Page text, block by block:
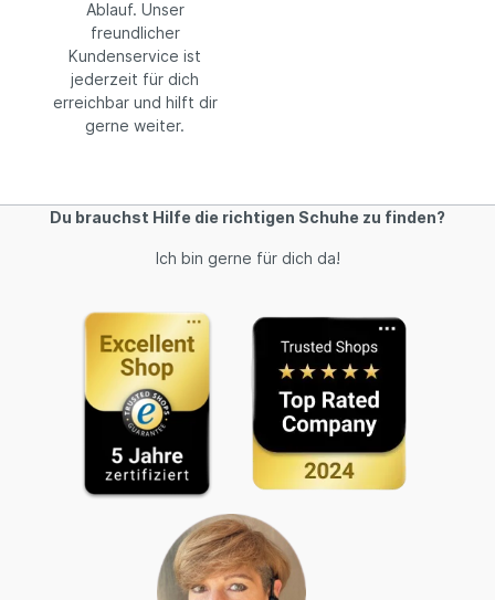
Ablauf. Unser
freundlicher
Kundenservice ist
jederzeit für dich
erreichbar und hilft dir
gerne weiter.
Du brauchst Hilfe die richtigen Schuhe zu finden?
Ich bin gerne für dich da!